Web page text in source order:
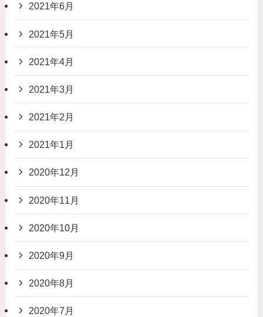
2021年6月
2021年5月
2021年4月
2021年3月
2021年2月
2021年1月
2020年12月
2020年11月
2020年10月
2020年9月
2020年8月
2020年7月